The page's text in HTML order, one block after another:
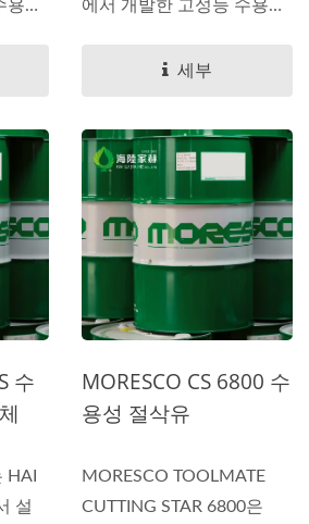
용성
에서 개발한 고성능 수용성
세부
수
HAI
설
MORESCO CS 6800 수
용성 절삭유
MORESCO TOOLMATE
CUTTING STAR 6800은